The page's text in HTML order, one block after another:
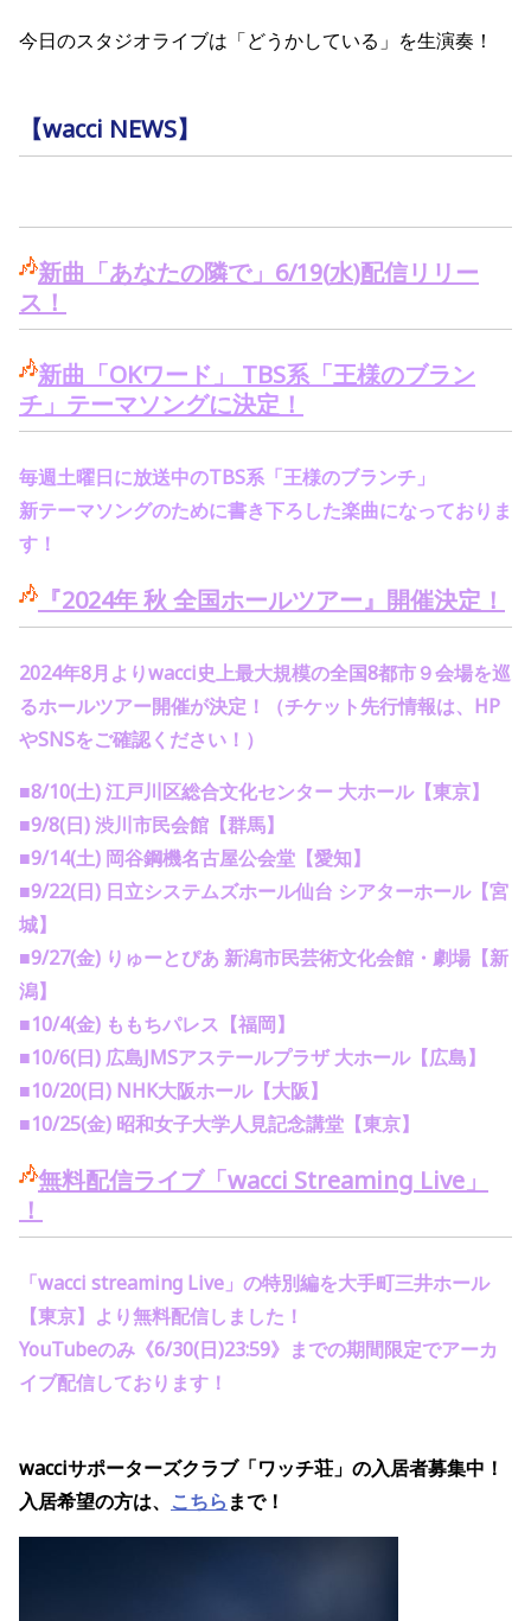
今日のスタジオライブは「どうかしている」を生演奏！
【wacci NEWS】
新曲「あなたの隣で」 6/19(水)配信リリー
ス！
新曲「OKワード」 TBS系「王様のブラン
チ」テーマソングに決定！
毎週土曜日に放送中のTBS系「王様のブランチ」
新テーマソングのために書き下ろした楽曲になっておりま
す ！
『2024年 秋 全国ホールツアー』開催決定！
2024年8月よりwacci史上最大規模の全国8都市９会場を巡
るホールツアー開催が決定！
（チケット先行情報は、 HP
やSNSをご確認ください！）
■8/10(土)江戸川区総合文化センター 大ホール【東京】
■9/8(日)渋川市民会館【群馬】
■9/14(土) 岡谷鋼機名古屋公会堂【愛知】
■9/22(日) 日立システムズホール仙台 シアターホール【宮
城】
■9/27(金) りゅーとぴあ 新潟市民芸術文化会館・劇場【新
潟】
■10/4(金) ももちパレス【福岡】
■10/6(日) 広島JMSアステールプラザ 大ホール【広島】
■10/20(日) NHK大阪ホール【大阪】
■10/25(金) 昭和女子大学人見記念講堂【東京】
無料配信ライブ「wacci Streaming Live 」
！
「wacci streaming Live 」の特別編を大手町三井ホール
【東京】より無料配信しました！
YouTubeのみ《6/30(日)23:59》までの期間限定でアーカ
イブ配信しております！
wacciサポーターズクラブ「ワッチ荘」の入居者募集中 ！
入居希望の方は、 こちら まで！